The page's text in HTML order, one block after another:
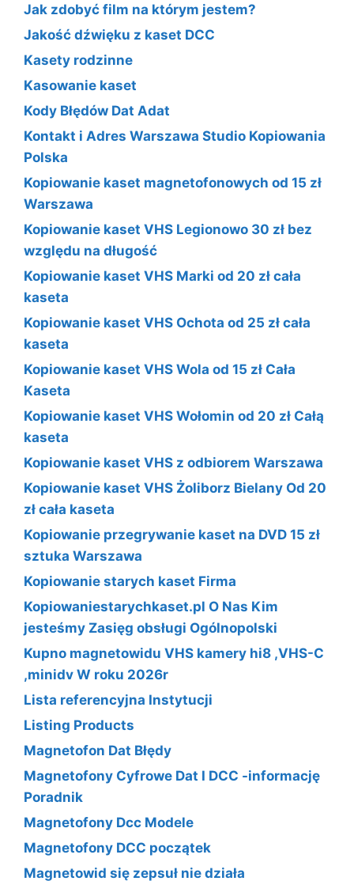
Jak zdobyć film na którym jestem?
Jakość dźwięku z kaset DCC
Kasety rodzinne
Kasowanie kaset
Kody Błędów Dat Adat
Kontakt i Adres Warszawa Studio Kopiowania
Polska
Kopiowanie kaset magnetofonowych od 15 zł
Warszawa
Kopiowanie kaset VHS Legionowo 30 zł bez
względu na długość
Kopiowanie kaset VHS Marki od 20 zł cała
kaseta
Kopiowanie kaset VHS Ochota od 25 zł cała
kaseta
Kopiowanie kaset VHS Wola od 15 zł Cała
Kaseta
Kopiowanie kaset VHS Wołomin od 20 zł Całą
kaseta
Kopiowanie kaset VHS z odbiorem Warszawa
Kopiowanie kaset VHS Żoliborz Bielany Od 20
zł cała kaseta
Kopiowanie przegrywanie kaset na DVD 15 zł
sztuka Warszawa
Kopiowanie starych kaset Firma
Kopiowaniestarychkaset.pl O Nas Kim
jesteśmy Zasięg obsługi Ogólnopolski
Kupno magnetowidu VHS kamery hi8 ,VHS-C
,minidv W roku 2026r
Lista referencyjna Instytucji
Listing Products
Magnetofon Dat Błędy
Magnetofony Cyfrowe Dat I DCC -informację
Poradnik
Magnetofony Dcc Modele
Magnetofony DCC początek
Magnetowid się zepsuł nie działa